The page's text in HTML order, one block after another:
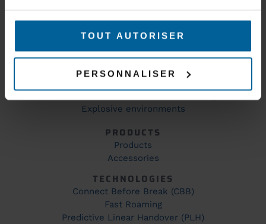
TOUT AUTORISER
PERSONNALISER
AGVs – AMR & Logistics robots
Mines & quarries
Production and industrial automation
Explosive environments
PRODUCTS
Products
Accessories
TECHNOLOGIES
Connect Before Break (CBB)
Fast Roaming
Predictive Linear Handover (PLH)